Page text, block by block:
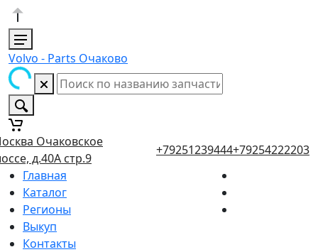
Volvo - Parts Очаково
Очаковское
д.40А стр.9
+79251239444+79254222203
Главная
Каталог
Регионы
Выкуп
Контакты